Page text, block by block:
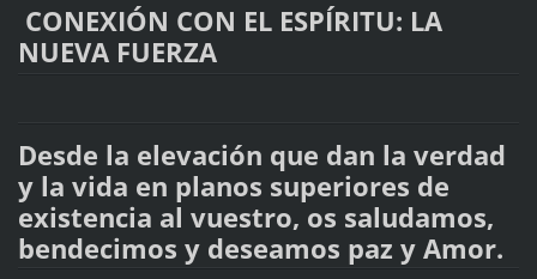
CONEXIÓN CON EL ESPÍRITU: LA
NUEVA FUERZA
Desde la elevación que dan la verdad
y la vida en planos superiores de
existencia al vuestro, os saludamos,
bendecimos y deseamos paz y Amor.